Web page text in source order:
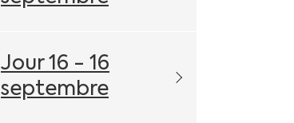
Jour 16 - 16
septembre